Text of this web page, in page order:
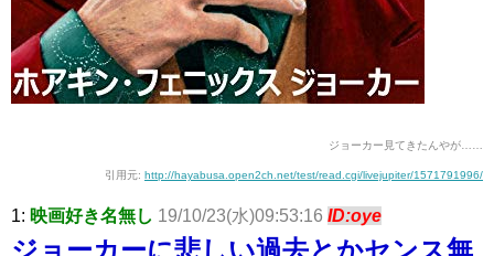
ジョーカー見てきたんやが……
引用元: http://hayabusa.open2ch.net/test/read.cgi/livejupiter/1571791996/
1: 映画好き名無し 19/10/23(水)09:53:16 ID:oye
ジョーカーに悲しい過去とかセンス無